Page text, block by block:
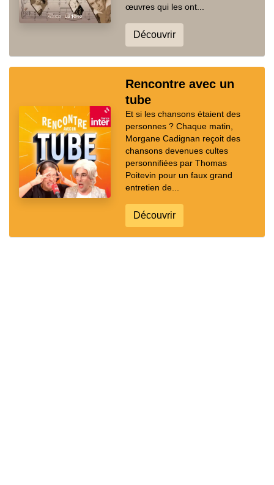
œuvres qui les ont...
Découvrir
Rencontre avec un
tube
Et si les chansons étaient des
personnes ? Chaque matin,
Morgane Cadignan reçoit des
chansons devenues cultes
personnifiées par Thomas
Poitevin pour un faux grand
entretien de...
Découvrir